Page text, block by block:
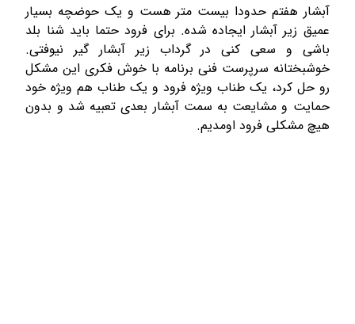
آبشار هفتم حدودا بیست متر هست و یک حوضچه بسیار
عمیق زیر آبشار ایجاده شده. برای فرود حتما باید شنا بلد
باشی و سعی کنی در گرداب زیر آبشار گیر نیوفتی.
خوشبختانه سرپرست فنی برنامه با خوش فکری این مشکل
رو حل کرد، یک طناب ویژه فرود و یک طناب هم ویژه خود
حمایت و مشایعت به سمت آبشار بعدی تعبیه شد و بدون
هیچ مشکلی فرود اومدیم.